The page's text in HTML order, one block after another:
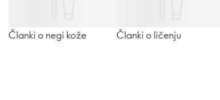
Članki o negi kože Članki o ličenju